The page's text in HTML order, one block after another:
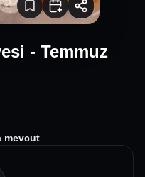
- Temmuz
mevcut